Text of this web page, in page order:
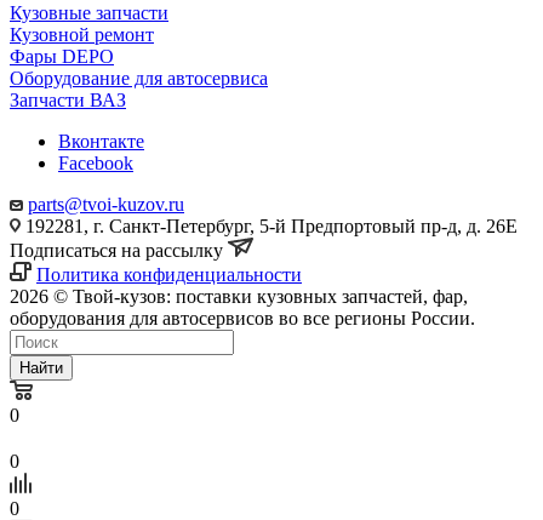
Кузовные запчасти
Кузовной ремонт
Фары DEPO
Оборудование для автосервиса
Запчасти ВАЗ
Вконтакте
Facebook
parts@tvoi-kuzov.ru
192281, г. Санкт-Петербург, 5-й Предпортовый пр-д, д. 26Е
Подписаться на рассылку
Политика конфиденциальности
2026 © Твой-кузов: поставки кузовных запчастей, фар,
оборудования для автосервисов во все регионы России.
Найти
0
0
0